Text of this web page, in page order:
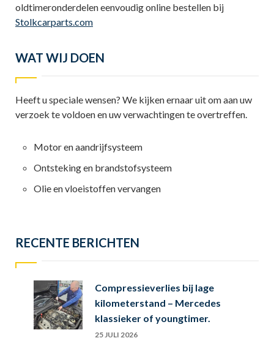
oldtimeronderdelen eenvoudig online bestellen bij
Stolkcarparts.com
WAT WIJ DOEN
Heeft u speciale wensen? We kijken ernaar uit om aan uw
verzoek te voldoen en uw verwachtingen te overtreffen.
Motor en aandrijfsysteem
Ontsteking en brandstofsysteem
Olie en vloeistoffen vervangen
RECENTE BERICHTEN
Compressieverlies bij lage
kilometerstand – Mercedes
klassieker of youngtimer.
25 JULI 2026